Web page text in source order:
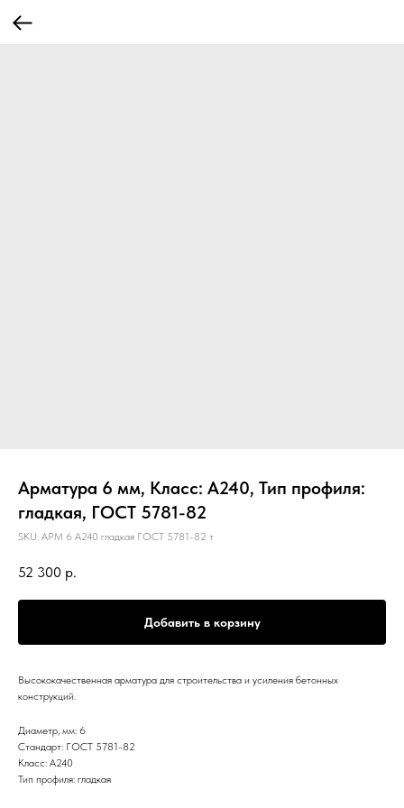
Арматура 6 мм, Класс: А240, Тип профиля:
гладкая, ГОСТ 5781-82
SKU: АРМ 6 А240 гладкая ГОСТ 5781-82 т
52 300 р.
Добавить в корзину
Высококачественная арматура для строительства и усиления бетонных
конструкций.
Диаметр, мм: 6
Стандарт: ГОСТ 5781-82
Класс: А240
Тип профиля: гладкая